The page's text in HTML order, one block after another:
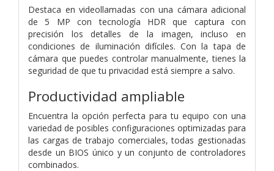
Destaca en videollamadas con una cámara adicional
de 5 MP con tecnología HDR que captura con
precisión los detalles de la imagen, incluso en
condiciones de iluminación difíciles. Con la tapa de
cámara que puedes controlar manualmente, tienes la
seguridad de que tu privacidad está siempre a salvo.
Productividad ampliable
Encuentra la opción perfecta para tu equipo con una
variedad de posibles configuraciones optimizadas para
las cargas de trabajo comerciales, todas gestionadas
desde un BIOS único y un conjunto de controladores
combinados.